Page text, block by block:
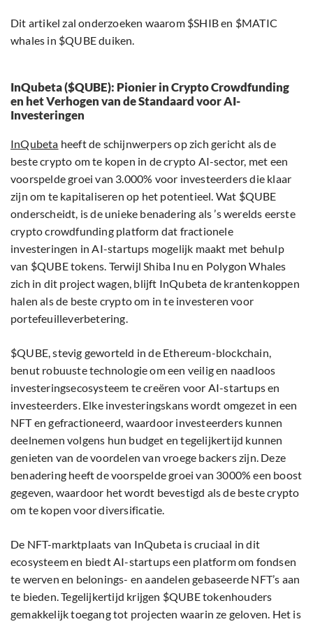
Dit artikel zal onderzoeken waarom $SHIB en $MATIC
whales in $QUBE duiken.
InQubeta ($QUBE): Pionier in Crypto Crowdfunding
en het Verhogen van de Standaard voor AI-
Investeringen
InQubeta heeft de schijnwerpers op zich gericht als de
beste crypto om te kopen in de crypto AI-sector, met een
voorspelde groei van 3.000% voor investeerders die klaar
zijn om te kapitaliseren op het potentieel. Wat $QUBE
onderscheidt, is de unieke benadering als ’s werelds eerste
crypto crowdfunding platform dat fractionele
investeringen in AI-startups mogelijk maakt met behulp
van $QUBE tokens. Terwijl Shiba Inu en Polygon Whales
zich in dit project wagen, blijft InQubeta de krantenkoppen
halen als de beste crypto om in te investeren voor
portefeuilleverbetering.
$QUBE, stevig geworteld in de Ethereum-blockchain,
benut robuuste technologie om een veilig en naadloos
investeringsecosysteem te creëren voor AI-startups en
investeerders. Elke investeringskans wordt omgezet in een
NFT en gefractioneerd, waardoor investeerders kunnen
deelnemen volgens hun budget en tegelijkertijd kunnen
genieten van de voordelen van vroege backers zijn. Deze
benadering heeft de voorspelde groei van 3000% een boost
gegeven, waardoor het wordt bevestigd als de beste crypto
om te kopen voor diversificatie.
De NFT-marktplaats van InQubeta is cruciaal in dit
ecosysteem en biedt AI-startups een platform om fondsen
te werven en belonings- en aandelen gebaseerde NFT’s aan
te bieden. Tegelijkertijd krijgen $QUBE tokenhouders
gemakkelijk toegang tot projecten waarin ze geloven. Het is